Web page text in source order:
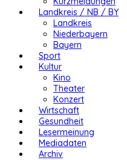
Landkreis / NB / BY
Landkreis
Niederbayern
Bayern
Sport
Kultur
Kino
Theater
Konzert
Wirtschaft
Gesundheit
Lesermeinung
Mediadaten
Archiv